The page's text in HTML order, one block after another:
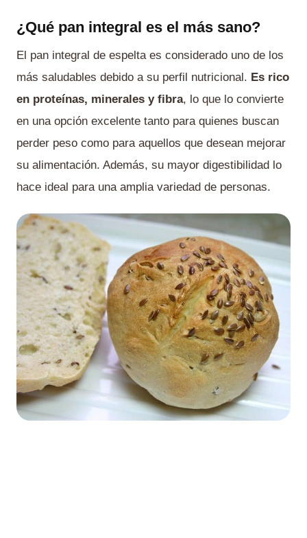
¿Qué pan integral es el más sano?
El pan integral de espelta es considerado uno de los
más saludables debido a su perfil nutricional. Es rico
en proteínas, minerales y fibra, lo que lo convierte
en una opción excelente tanto para quienes buscan
perder peso como para aquellos que desean mejorar
su alimentación. Además, su mayor digestibilidad lo
hace ideal para una amplia variedad de personas.